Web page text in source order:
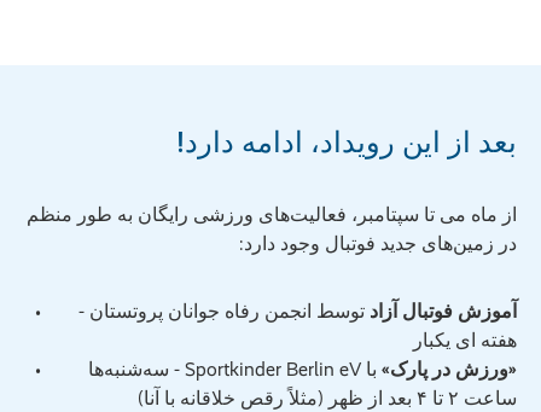
بعد از این رویداد، ادامه دارد!
از ماه می تا سپتامبر، فعالیت‌های ورزشی رایگان به طور منظم
در زمین‌های جدید فوتبال وجود دارد:
آموزش فوتبال آزاد توسط انجمن رفاه جوانان پروتستان -
هفته ای یکبار
«ورزش در پارک»
با Sportkinder Berlin eV - سه‌شنبه‌ها
ساعت ۲ تا ۴ بعد از ظهر (مثلاً رقص خلاقانه با آنا)